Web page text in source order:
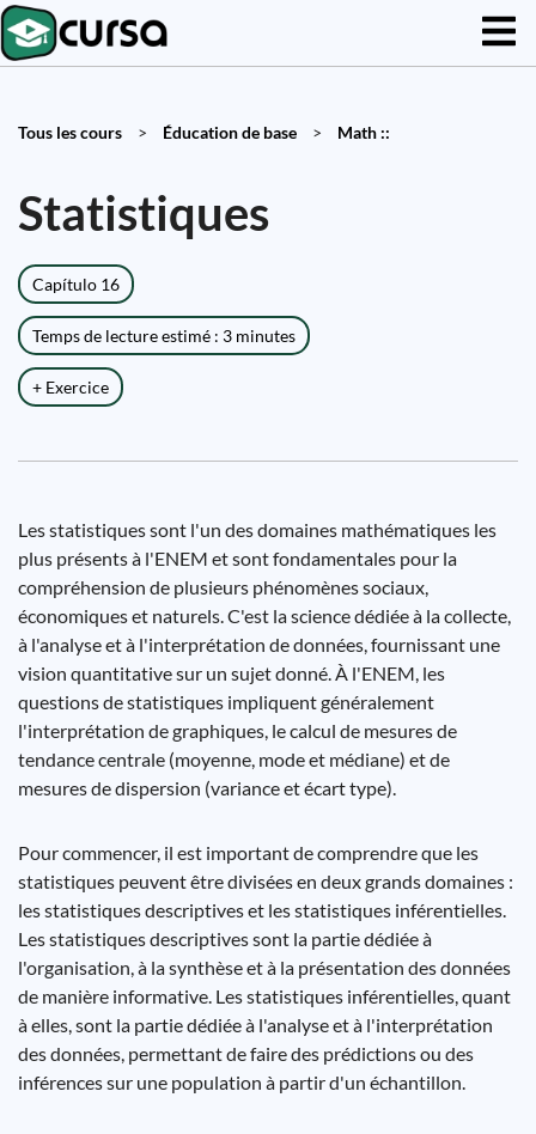
Tous les cours > Éducation de base > Math ::
Statistiques
Capítulo 16
Temps de lecture estimé : 3 minutes
+ Exercice
Les statistiques sont l'un des domaines mathématiques les
plus présents à l'ENEM et sont fondamentales pour la
compréhension de plusieurs phénomènes sociaux,
économiques et naturels. C'est la science dédiée à la collecte,
à l'analyse et à l'interprétation de données, fournissant une
vision quantitative sur un sujet donné. À l'ENEM, les
questions de statistiques impliquent généralement
l'interprétation de graphiques, le calcul de mesures de
tendance centrale (moyenne, mode et médiane) et de
mesures de dispersion (variance et écart type).
Pour commencer, il est important de comprendre que les
statistiques peuvent être divisées en deux grands domaines :
les statistiques descriptives et les statistiques inférentielles.
Les statistiques descriptives sont la partie dédiée à
l'organisation, à la synthèse et à la présentation des données
de manière informative. Les statistiques inférentielles, quant
à elles, sont la partie dédiée à l'analyse et à l'interprétation
des données, permettant de faire des prédictions ou des
inférences sur une population à partir d'un échantillon.